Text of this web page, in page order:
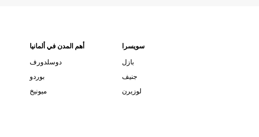
أهم المدن في ألمانيا
دوسلدورف
بوردو
ميونيخ
سويسرا
بازل
جنيف
لوزيرن